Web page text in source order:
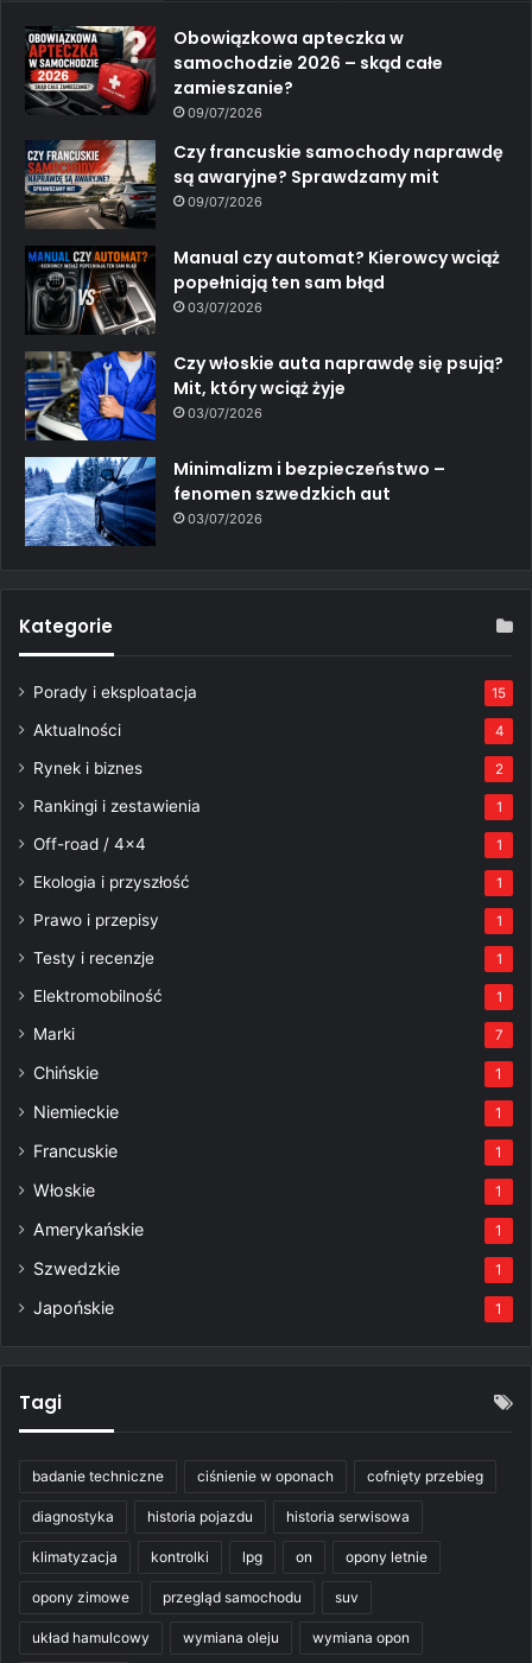
Obowiązkowa apteczka w
samochodzie 2026 – skąd całe
zamieszanie?
09/07/2026
Czy francuskie samochody naprawdę
są awaryjne? Sprawdzamy mit
09/07/2026
Manual czy automat? Kierowcy wciąż
popełniają ten sam błąd
03/07/2026
Czy włoskie auta naprawdę się psują?
Mit, który wciąż żyje
03/07/2026
Minimalizm i bezpieczeństwo –
fenomen szwedzkich aut
03/07/2026
Kategorie
Porady i eksploatacja 15
Aktualności 4
Rynek i biznes 2
Rankingi i zestawienia 1
Off-road / 4×4 1
Ekologia i przyszłość 1
Prawo i przepisy 1
Testy i recenzje 1
Elektromobilność 1
Marki 7
Chińskie 1
Niemieckie 1
Francuskie 1
Włoskie 1
Amerykańskie 1
Szwedzkie 1
Japońskie 1
Tagi
badanie techniczne ciśnienie w oponach cofnięty przebieg
diagnostyka historia pojazdu historia serwisowa
klimatyzacja kontrolki lpg on opony letnie
opony zimowe przegląd samochodu suv
układ hamulcowy wymiana oleju wymiana opon